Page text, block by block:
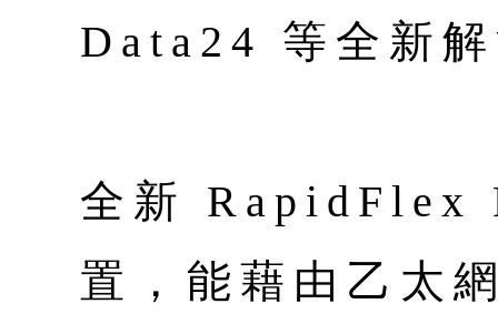
Data24 等全新
全新 RapidFlex
置，能藉由乙太